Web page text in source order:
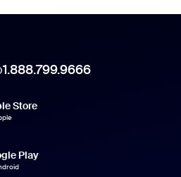
1.888.799.9666
Store
Play